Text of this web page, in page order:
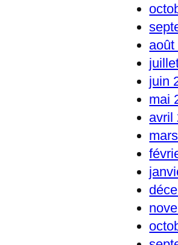
août
juin
mai
avril